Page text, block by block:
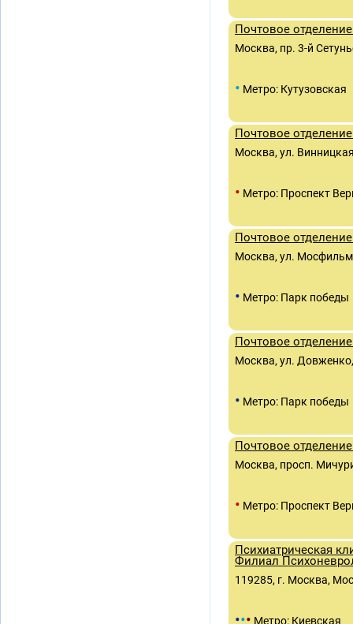
Почтовое
Москва, пр. 3-й
• Метро: Кутузовская
Почтовое
Москва, ул.
• Метро: Проспект
Почтовое
Москва, ул.
• Метро: Парк победы
Почтовое
Москва, ул.
• Метро: Парк победы
Почтовое
Москва, просп.
• Метро: Проспект
Психиатрическая
Филиал
119285, г. Москва,
••• Метро: Киевская